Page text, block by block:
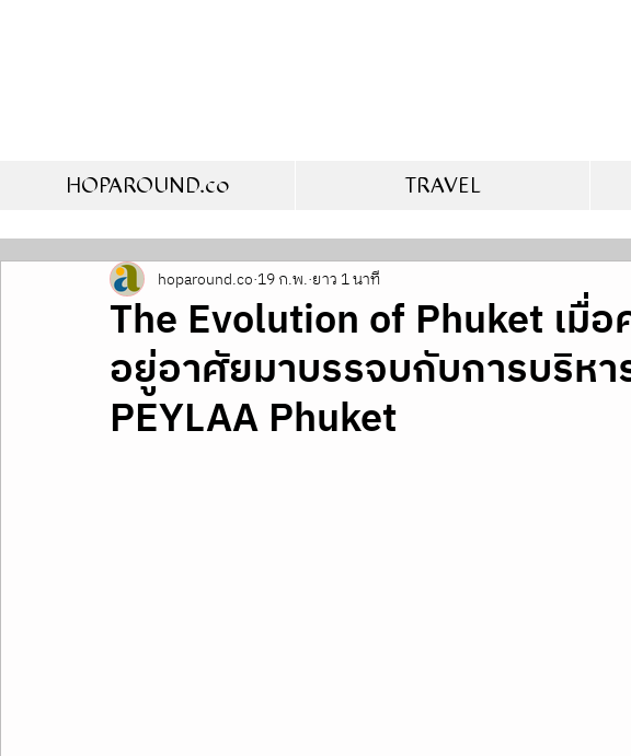
HOPAROUND.co TRAVEL
The Evolution of Phuket เมื่
อยู่อาศัยมาบรรจบกับการบริหา
PEYLAA Phuket
hoparound.co 19 ก.พ. ยาว 1 นาที